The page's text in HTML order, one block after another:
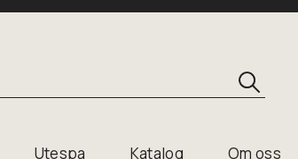
Utespa Katalog Om oss